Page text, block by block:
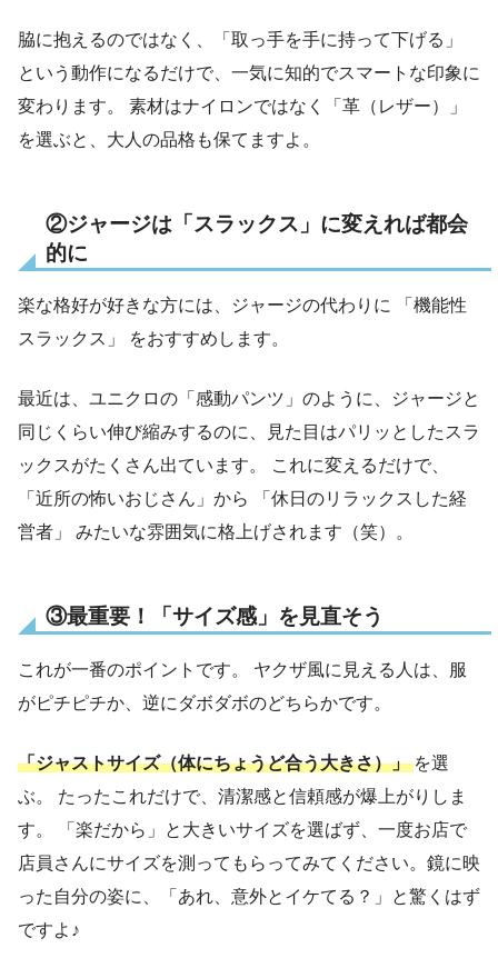
脇に抱えるのではなく、「取っ手を手に持って下げる」
という動作になるだけで、一気に知的でスマートな印象に
変わります。 素材はナイロンではなく「革（レザー）」
を選ぶと、大人の品格も保てますよ。
②ジャージは「スラックス」に変えれば都会
的に
楽な格好が好きな方には、ジャージの代わりに 「機能性
スラックス」 をおすすめします。
最近は、ユニクロの「感動パンツ」のように、ジャージと
同じくらい伸び縮みするのに、見た目はパリッとしたスラ
ックスがたくさん出ています。 これに変えるだけで、
「近所の怖いおじさん」から 「休日のリラックスした経
営者」 みたいな雰囲気に格上げされます（笑）。
③最重要！「サイズ感」を見直そう
これが一番のポイントです。 ヤクザ風に見える人は、服
がピチピチか、逆にダボダボのどちらかです。
「ジャストサイズ（体にちょうど合う大きさ）」 を選
ぶ。 たったこれだけで、清潔感と信頼感が爆上がりしま
す。 「楽だから」と大きいサイズを選ばず、一度お店で
店員さんにサイズを測ってもらってみてください。鏡に映
った自分の姿に、「あれ、意外とイケてる？」と驚くはず
ですよ♪